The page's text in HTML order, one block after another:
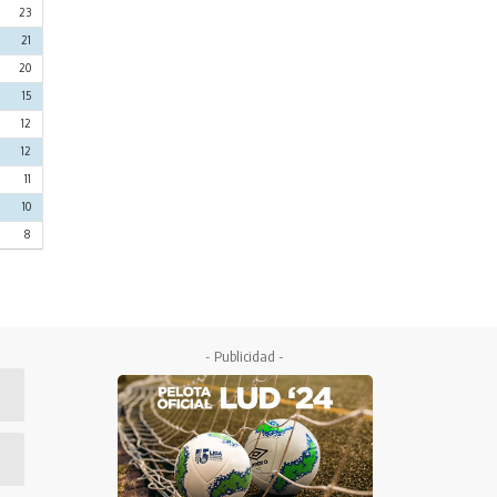
23
21
20
15
12
12
11
10
8
- Publicidad -